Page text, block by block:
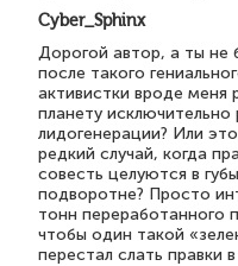
Cyber_Sphinx
Дорогой автор, а ты не
после такого
активистки вроде меня
планету исключительно
лидогенерации? Или
редкий случай, когда
совесть целуются в
подворотне? Просто
тонн переработанного
чтобы один такой
перестал слать правки